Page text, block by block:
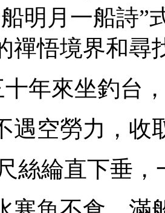
明月一船詩”
禪悟境界和尋
來坐釣台，
空勞力，收
綸直下垂，